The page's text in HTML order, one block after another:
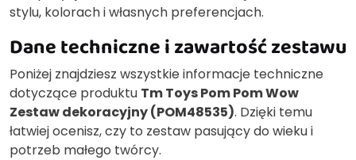
stylu, kolorach i własnych preferencjach.
Dane techniczne i zawartość zestawu
Poniżej znajdziesz wszystkie informacje techniczne
dotyczące produktu Tm Toys Pom Pom Wow
Zestaw dekoracyjny (POM48535). Dzięki temu
łatwiej ocenisz, czy to zestaw pasujący do wieku i
potrzeb małego twórcy.